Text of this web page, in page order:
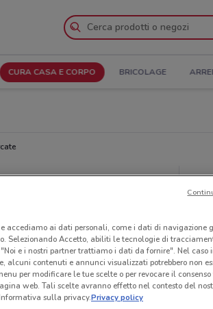
CURA CASA E CORPO BRICOLAGE
accediamo ai dati personali, come i dati di navigazione
Selezionando Accetto, abiliti le tecnologie di
e i nostri partner trattiamo i dati da fornire". Nel caso
alcuni contenuti e annunci visualizzati potrebbero non
per modificare le tue scelte o per revocare il
web. Tali scelte avranno effetto nel contesto del
sulla privacy.Privacy policy